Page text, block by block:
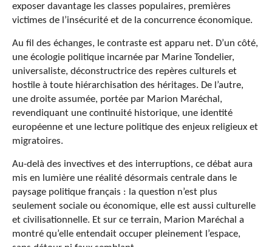
exposer davantage les classes populaires, premières
victimes de l’insécurité et de la concurrence économique.
Au fil des échanges, le contraste est apparu net. D’un côté,
une écologie politique incarnée par Marine Tondelier,
universaliste, déconstructrice des repères culturels et
hostile à toute hiérarchisation des héritages. De l’autre,
une droite assumée, portée par Marion Maréchal,
revendiquant une continuité historique, une identité
européenne et une lecture politique des enjeux religieux et
migratoires.
Au-delà des invectives et des interruptions, ce débat aura
mis en lumière une réalité désormais centrale dans le
paysage politique français : la question n’est plus
seulement sociale ou économique, elle est aussi culturelle
et civilisationnelle. Et sur ce terrain, Marion Maréchal a
montré qu’elle entendait occuper pleinement l’espace,